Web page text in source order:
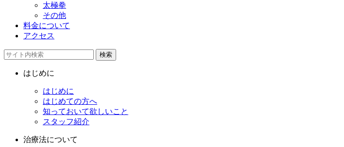
太極拳
その他
料金について
アクセス
検索
はじめに
はじめに
はじめての方へ
知っておいて欲しいこと
スタッフ紹介
治療法について